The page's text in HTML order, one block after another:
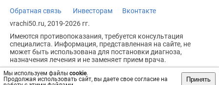
Мы используем файлы cookie.
Продолжая использовать сайт, вы даете свое согласие на
Принять
Обратная связь Инвесторам
Вконтакте
vrachi50.ru, 2019-2026 гг.
Имеются противопоказания, требуется консультация
специалиста. Информация, представленная на сайте, не
может быть использована для постановки диагноза,
назначения лечения и не заменяет прием врача.
Возрастное ограничение: 18+